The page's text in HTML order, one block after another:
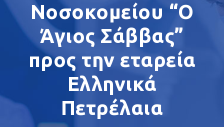
Νοσοκομείου “Ο
Άγιος Σάββας”
προς την εταρεία
Ελληνικά
Πετρέλαια